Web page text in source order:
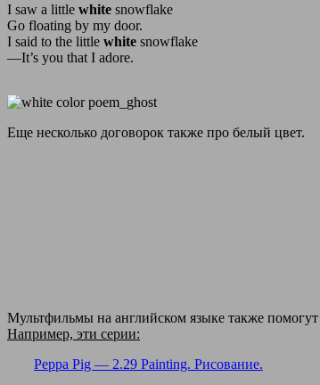
I saw a little white snowflake
Go floating by my door.
I said to the little white snowflake
―It’s you that I adore.
Еще несколько договорок также про белый цвет.
Мультфильмы на английском языке также
Например, эти серии:
Peppa Pig — 2.29 Painting. Рисование.